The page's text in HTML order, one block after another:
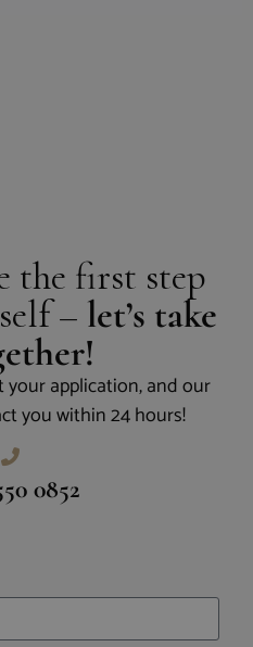
the first step
– let’s take
application, and our
you within 24 hours!
0852